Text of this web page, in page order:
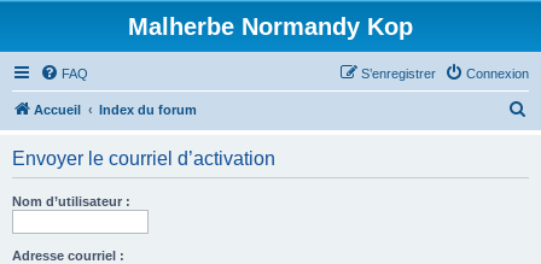
Malherbe Normandy Kop
FAQ Connexion
S’enregistrer
Accueil Index du forum
Envoyer le courriel d’activation
Nom d’utilisateur :
Adresse courriel :